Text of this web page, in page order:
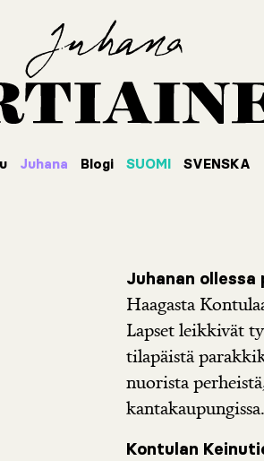
Juhana Blogi SUOMI SVENSKA
Juhanan ollessa
Haagasta
Lapset leikkivät
tilapäistä
nuorista
kantakaupungissa.
Kontulan